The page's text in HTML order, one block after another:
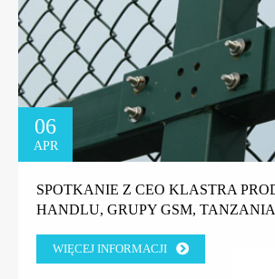
06
APR
SPOTKANIE Z CEO KLASTRA
HANDLU, GRUPY GSM,
WIĘCEJ INFORMACJI